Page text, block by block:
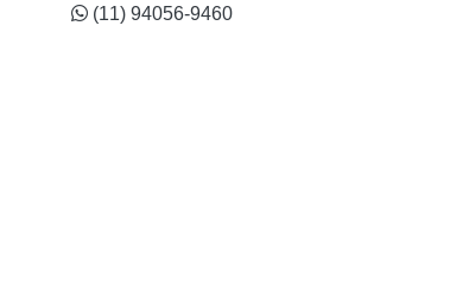
de Tártaro para Cães
(11) 94056-9460